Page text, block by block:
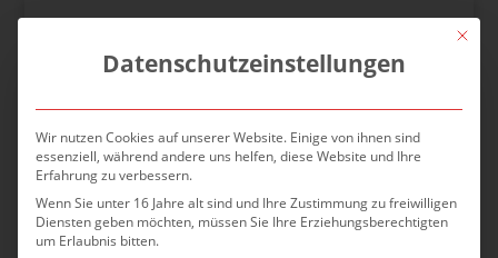
Mit
Datenschutzeinstellungen
Wir nutzen Cookies auf unserer Website. Einige von ihnen sind
essenziell, während andere uns helfen, diese Website und Ihre
Erfahrung zu verbessern.
Wenn Sie unter 16 Jahre alt sind und Ihre Zustimmung zu freiwilligen
Diensten geben möchten, müssen Sie Ihre Erziehungsberechtigten
um Erlaubnis bitten.